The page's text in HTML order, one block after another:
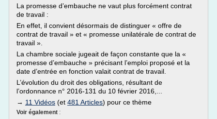
La promesse d’embauche ne vaut plus forcément contrat
de travail :
En effet, il convient désormais de distinguer « offre de
contrat de travail » et « promesse unilatérale de contrat de
travail ».
La chambre sociale jugeait de façon constante que la «
promesse d’embauche » précisant l’emploi proposé et la
date d’entrée en fonction valait contrat de travail.
L’évolution du droit des obligations, résultant de
l’ordonnance n° 2016-131 du 10 février 2016,...
→ 11 Vidéos (et 481 Articles) pour ce thème
Voir également :